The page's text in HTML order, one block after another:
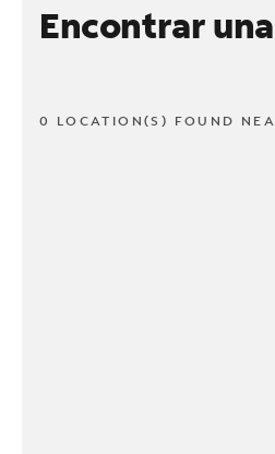
Encontrar
0 LOCATION(S) FOUND